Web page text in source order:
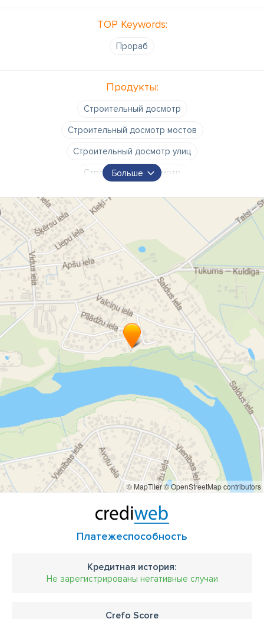
TOP Keywords:
Прораб
Продукты:
Строительный досмотр
Строительный досмотр мостов
Строительный досмотр улиц
Строительный досмотр
Больше
© MapTiler© OpenStreetMap contributors
Платежеспособность
Кредитная история:
Не зарегистрированы негативные случаи
Crefo Score